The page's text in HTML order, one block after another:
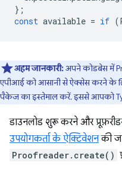
};
const available = if (
अहम जानकारी:अपने कोडबेस में
एपीआई को आसानी से ऐक्सेस करने के
पैकेज का इस्तेमाल करें. इससे आपको
डाउनलोड शुरू करने और
उपयोगकर्ता के ऐक्टिवेशनकी
Proofreader.create()